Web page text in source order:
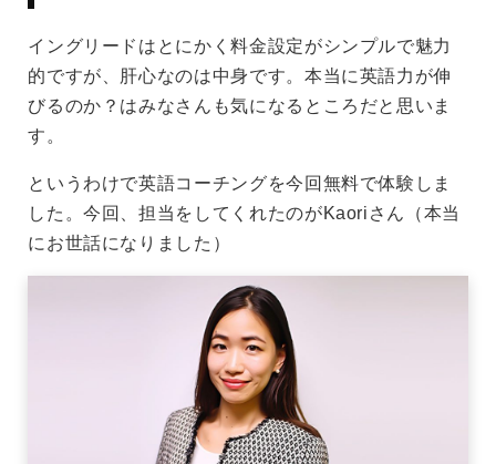
イングリードはとにかく料金設定がシンプルで魅力
的ですが、肝心なのは中身です。本当に英語力が伸
びるのか？はみなさんも気になるところだと思いま
す。
というわけで英語コーチングを今回無料で体験しま
した。今回、担当をしてくれたのがKaoriさん（本当
にお世話になりました）